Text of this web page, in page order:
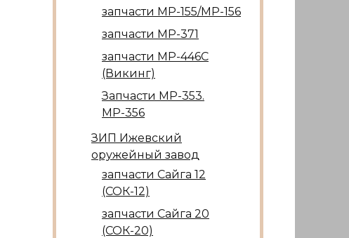
запчасти МР-155/МР-156
запчасти МР-371
запчасти МР-446С
(Викинг)
Запчасти МР-353.
МР-356
ЗИП Ижевский
оружейный завод
запчасти Сайга 12
(СОК-12)
запчасти Сайга 20
(СОК-20)